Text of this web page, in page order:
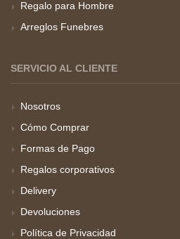
Regalo para Hombre
Arreglos Funebres
SERVICIO AL CLIENTE
Nosotros
Cómo Comprar
Formas de Pago
Regalos corporativos
Delivery
Devoluciones
Política de Privacidad